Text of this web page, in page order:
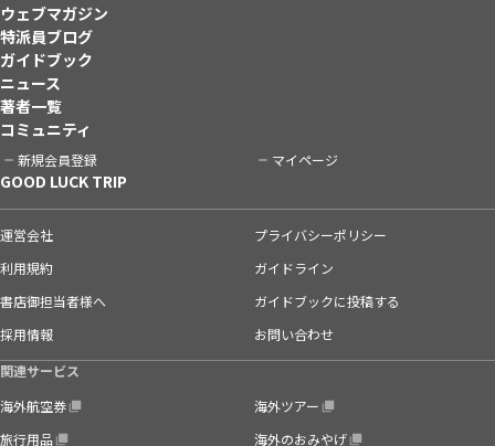
ウェブマガジン
特派員ブログ
ガイドブック
ニュース
著者一覧
コミュニティ
新規会員登録 マイページ
GOOD LUCK TRIP
運営会社
プライバシーポリシー
利用規約
ガイドライン
書店御担当者様へ
ガイドブックに投稿する
採用情報
お問い合わせ
関連サービス
海外航空券
海外ツアー
旅行用品
海外のおみやげ